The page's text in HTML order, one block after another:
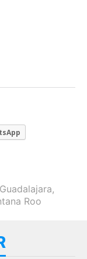
Guadalajara,
Roo